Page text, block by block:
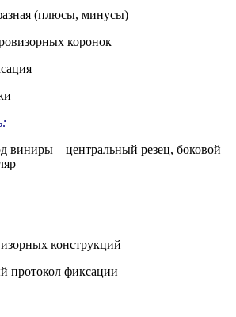
(плюсы, минусы)
коронок
виниры – центральный резец, боковой
конструкций
протокол фиксации